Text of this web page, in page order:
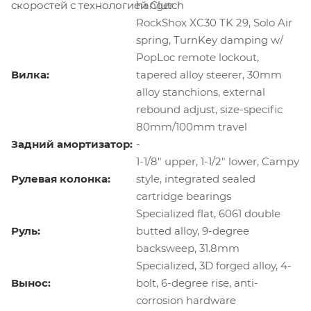
скоростей с технологией Clutch
hanger
Вилка:
RockShox XC30 TK 29, Solo Air
spring, TurnKey damping w/
PopLoc remote lockout,
tapered alloy steerer, 30mm
alloy stanchions, external
rebound adjust, size-specific
80mm/100mm travel
Задний амортизатор: -
Рулевая колонка:
1-1/8" upper, 1-1/2" lower, Campy
style, integrated sealed
cartridge bearings
Руль:
Specialized flat, 6061 double
butted alloy, 9-degree
backsweep, 31.8mm
Вынос:
Specialized, 3D forged alloy, 4-
bolt, 6-degree rise, anti-
corrosion hardware